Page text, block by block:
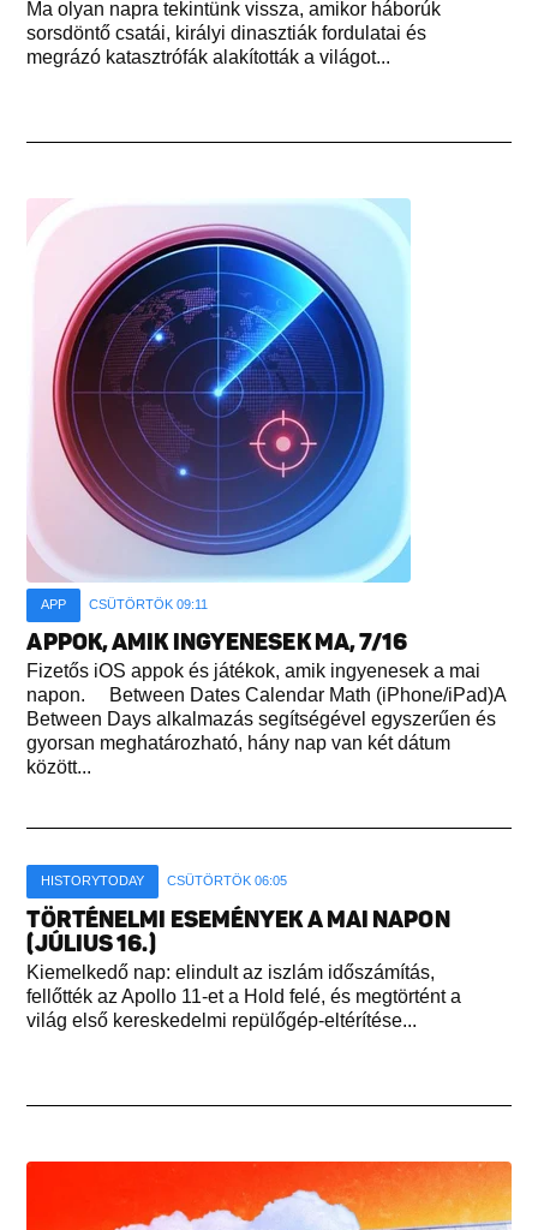
Ma olyan napra tekintünk vissza, amikor háborúk
sorsdöntő csatái, királyi dinasztiák fordulatai és
megrázó katasztrófák alakították a világot...
APP CSÜTÖRTÖK 09:11
APPOK, AMIK INGYENESEK MA, 7/16
Fizetős iOS appok és játékok, amik ingyenesek a mai
napon. Between Dates Calendar Math (iPhone/iPad)A
Between Days alkalmazás segítségével egyszerűen és
gyorsan meghatározható, hány nap van két dátum
között...
HISTORYTODAY CSÜTÖRTÖK 06:05
TÖRTÉNELMI ESEMÉNYEK A MAI NAPON
(JÚLIUS 16.)
Kiemelkedő nap: elindult az iszlám időszámítás,
fellőtték az Apollo 11-et a Hold felé, és megtörtént a
világ első kereskedelmi repülőgép-eltérítése...